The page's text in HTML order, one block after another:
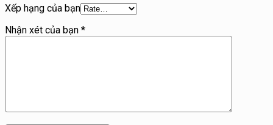
Xếp hạng của bạn
Nhận xét của bạn *